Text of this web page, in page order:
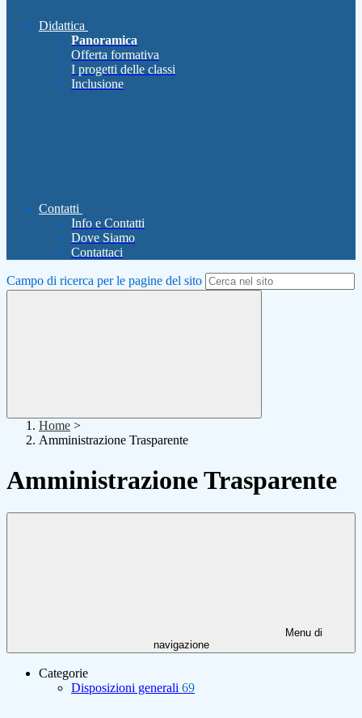
Didattica
Panoramica
Offerta formativa
I progetti delle classi
Inclusione
Contatti
Info e Contatti
Dove Siamo
Contattaci
Campo di ricerca per le pagine del sito
Home >
Amministrazione Trasparente
Amministrazione Trasparente
Menu di
navigazione
Categorie
Disposizioni generali 69